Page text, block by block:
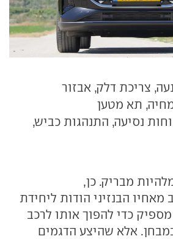
צריכת דלק, אבזור
תא מטען
נסיעה, התנהגות כביש,
8 רחוק מלהיות מבריק. כן,
מאחיו הבנזיני הודות ליחידת
כדי להפוך אותו לרכב
אלא שהיצע הדגמים